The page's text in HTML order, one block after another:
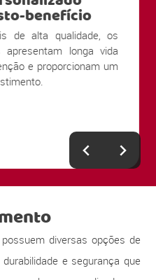
benefício
de alta qualidade, os
apresentam longa vida
e proporcionam um
diversas opções de
e segurança que